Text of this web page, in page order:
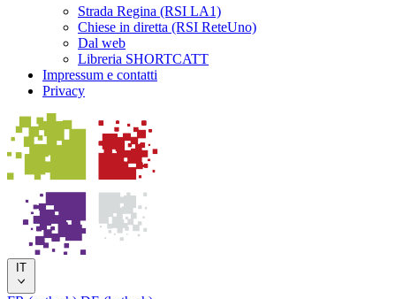
Strada Regina (RSI LA1)
Chiese in diretta (RSI ReteUno)
Dal web
Libreria SHORTCATT
Impressum e contatti
Privacy
IT